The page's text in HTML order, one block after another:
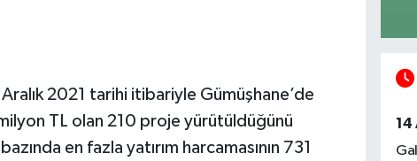
2021 tarihi itibariyle Gümüşhane’de
TL olan 210 proje yürütüldüğünü
en fazla yatırım harcamasının 731
14